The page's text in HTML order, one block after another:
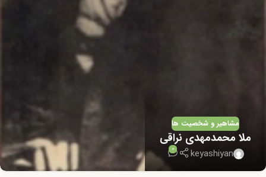
مشاهیر و شخصیت ها
ملا محمدمهدی نراقی
keyashiyan
0